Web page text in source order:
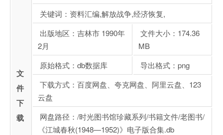
文
件
下
载
关键词：资料汇编,解放战争,经济恢复,
出版地区：吉林市 1990年
2月
文件大小：174.36
MB
原始格式：db数据库
导出格式：png
下载方式：百度网盘、夸克网盘、阿里云盘、123
云盘
网盘路径：/时光图书馆珍藏系列/书籍文件/老图书/
《江城春秋(1948—1952)》电子版合集.db